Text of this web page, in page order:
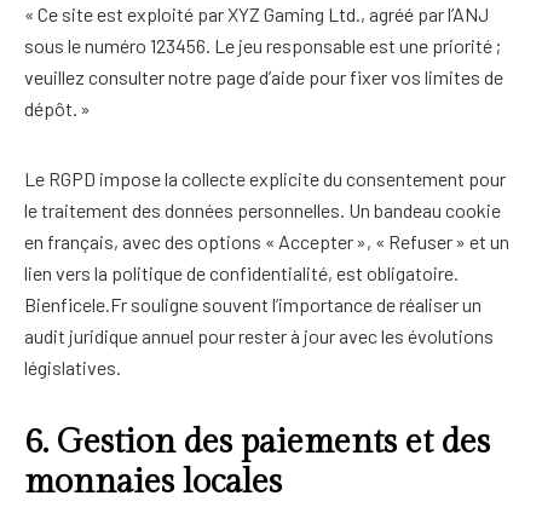
« Ce site est exploité par XYZ Gaming Ltd., agréé par l’ANJ
sous le numéro 123456. Le jeu responsable est une priorité ;
veuillez consulter notre page d’aide pour fixer vos limites de
dépôt. »
Le RGPD impose la collecte explicite du consentement pour
le traitement des données personnelles. Un bandeau cookie
en français, avec des options « Accepter », « Refuser » et un
lien vers la politique de confidentialité, est obligatoire.
Bienficele.Fr souligne souvent l’importance de réaliser un
audit juridique annuel pour rester à jour avec les évolutions
législatives.
6. Gestion des paiements et des
monnaies locales